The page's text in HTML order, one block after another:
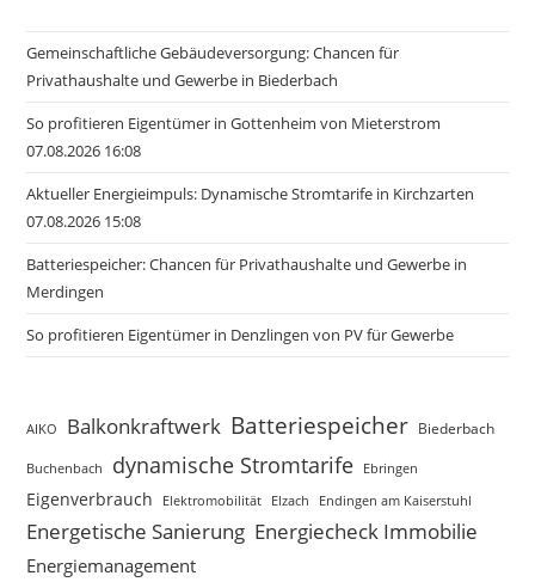
Gemeinschaftliche Gebäudeversorgung: Chancen für
Privathaushalte und Gewerbe in Biederbach
So profitieren Eigentümer in Gottenheim von Mieterstrom
07.08.2026 16:08
Aktueller Energieimpuls: Dynamische Stromtarife in Kirchzarten
07.08.2026 15:08
Batteriespeicher: Chancen für Privathaushalte und Gewerbe in
Merdingen
So profitieren Eigentümer in Denzlingen von PV für Gewerbe
AIKO Balkonkraftwerk Batteriespeicher Biederbach
Buchenbach dynamische Stromtarife Ebringen
Eigenverbrauch Elektromobilität Elzach Endingen am Kaiserstuhl
Energetische Sanierung Energiecheck Immobilie
Energiemanagement